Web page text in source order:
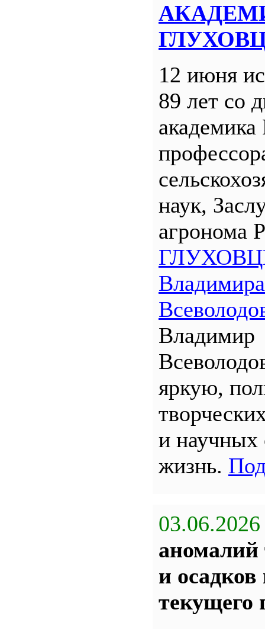
12 июня
89 лет со
наук,
агронома
Владимира
Владимир
яркую,
и научных
жизнь.
03.06.2026
аномалий
и
текущего